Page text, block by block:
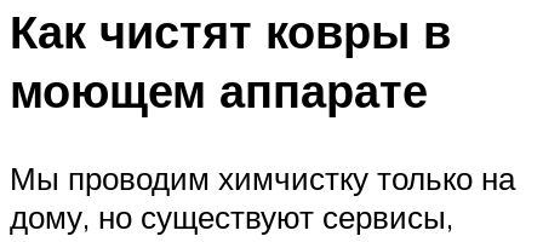
Как чистят ковры в
моющем аппарате
Мы проводим химчистку только на
дому, но существуют сервисы,